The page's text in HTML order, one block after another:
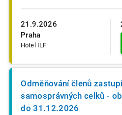
21.9.2026
Praha
Hotel ILF
Odměňování členů
samosprávných celků -
do 31.12.2026